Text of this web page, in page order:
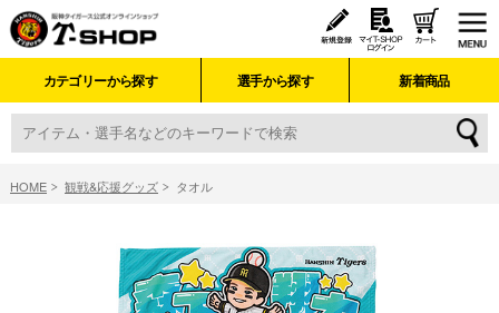
カテゴリーから探す 選手から探す 新着商品
HOME 観戦&応援グッズ タオル